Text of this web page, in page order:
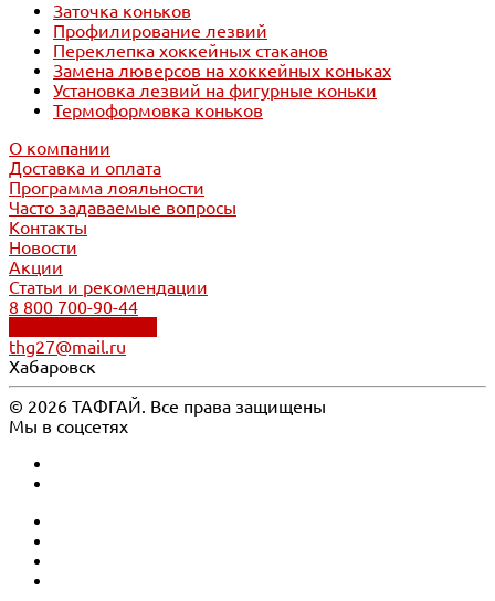
Заточка коньков
Профилирование лезвий
Переклепка хоккейных стаканов
Замена люверсов на хоккейных коньках
Установка лезвий на фигурные коньки
Термоформовка коньков
О компании
Доставка и оплата
Программа лояльности
Часто задаваемые вопросы
Контакты
Новости
Акции
Статьи и рекомендации
8 800 700-90-44
thg27@mail.ru
Хабаровск
© 2026 ТАФГАЙ. Все права защищены
Мы в соцсетях